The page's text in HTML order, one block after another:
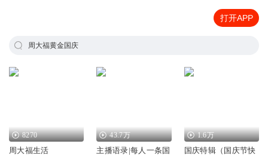
打开APP
周大福黄金国庆
8270
周大福生活
43.7万
主播语录|每人一条国
1.6万
国庆特辑（国庆节快